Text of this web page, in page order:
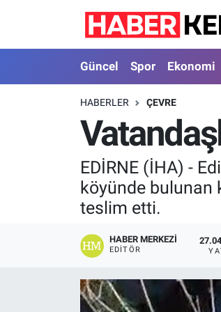
Güncel Spor Ekonomi
HABERLER ÇEVRE
EDİRNE (İHA) -
köyünde bulunan
teslim etti.
HABER MERKEZI
EDITÖR
Güncel
Spor
Ekonomi
Magazin
Astroloji
Nöbetçi Eczaneler
Hava Durumu
İstanbul Namaz Vakitleri
Trafik Durumu
Süper Lig Puan Durumu ve Fikstür
Tüm Manşetler
Haber Arşivi